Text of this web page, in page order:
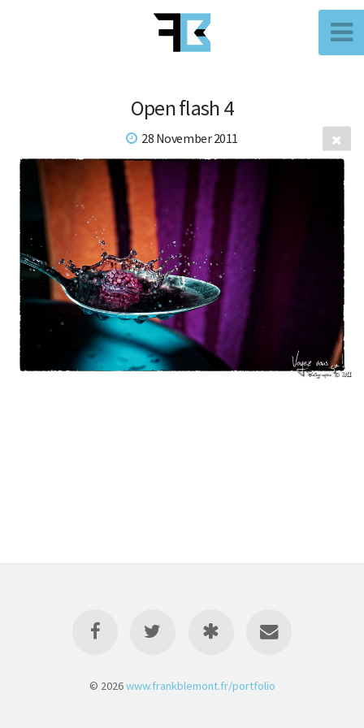
Open flash 4
28 November 2011
© 2026www.frankblemont.fr/portfolio